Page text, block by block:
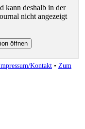
kann deshalb in der
nicht angezeigt
Kontakt • Zum